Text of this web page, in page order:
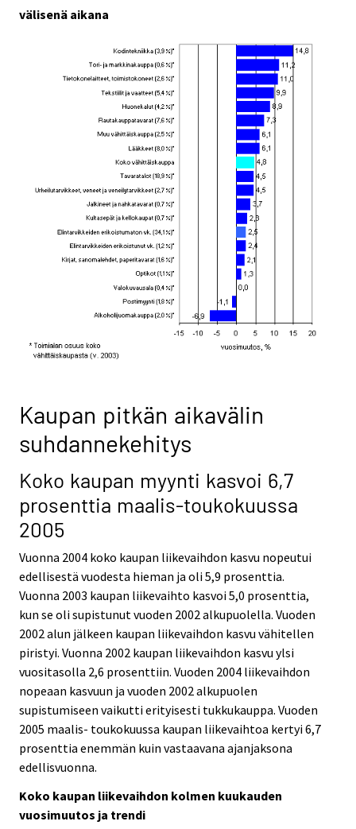
välisenä aikana
Kaupan pitkän aikavälin
suhdannekehitys
Koko kaupan myynti kasvoi 6,7
prosenttia maalis-toukokuussa
2005
Vuonna 2004 koko kaupan liikevaihdon kasvu nopeutui
edellisestä vuodesta hieman ja oli 5,9 prosenttia.
Vuonna 2003 kaupan liikevaihto kasvoi 5,0 prosenttia,
kun se oli supistunut vuoden 2002 alkupuolella. Vuoden
2002 alun jälkeen kaupan liikevaihdon kasvu vähitellen
piristyi. Vuonna 2002 kaupan liikevaihdon kasvu ylsi
vuositasolla 2,6 prosenttiin. Vuoden 2004 liikevaihdon
nopeaan kasvuun ja vuoden 2002 alkupuolen
supistumiseen vaikutti erityisesti tukkukauppa. Vuoden
2005 maalis- toukokuussa kaupan liikevaihtoa kertyi 6,7
prosenttia enemmän kuin vastaavana ajanjaksona
edellisvuonna.
Koko kaupan liikevaihdon kolmen kuukauden
vuosimuutos ja trendi